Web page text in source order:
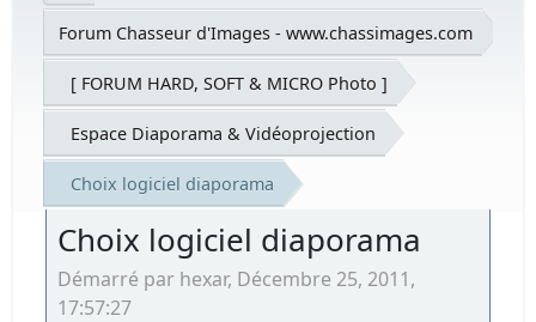
Forum Chasseur d'Images - www.chassimages.com
[ FORUM HARD, SOFT & MICRO Photo ]
Espace Diaporama & Vidéoprojection
Choix logiciel diaporama
Choix logiciel diaporama
Démarré par hexar, Décembre 25, 2011,
17:57:27